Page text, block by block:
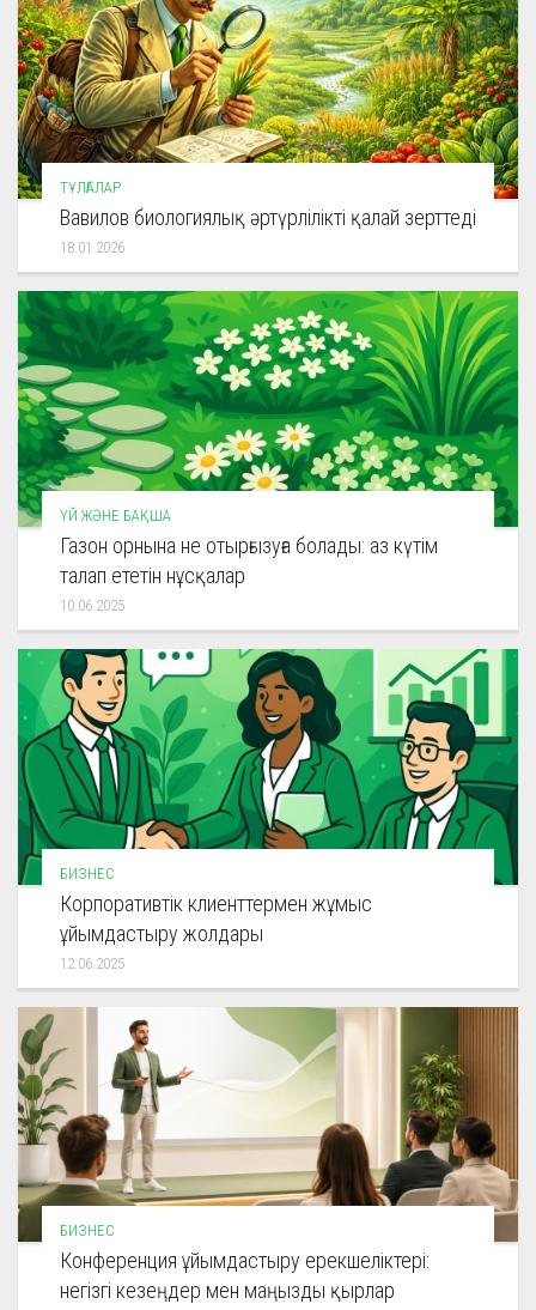
ТҰЛҒАЛАР
Вавилов биологиялық әртүрлілікті қалай зерттеді
18.01.2026
ҮЙ ЖӘНЕ БАҚША
Газон орнына не отырғызуға болады: аз күтім
талап ететін нұсқалар
10.06.2025
БИЗНЕС
Корпоративтік клиенттермен жұмыс
ұйымдастыру жолдары
12.06.2025
БИЗНЕС
Конференция ұйымдастыру ерекшеліктері:
негізгі кезеңдер мен маңызды қырлар